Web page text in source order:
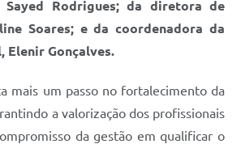
Rodrigues; da diretora de
Soares; e da coordenadora da
Elenir Gonçalves.
mais um passo no fortalecimento da
a valorização dos profissionais
da gestão em qualificar o